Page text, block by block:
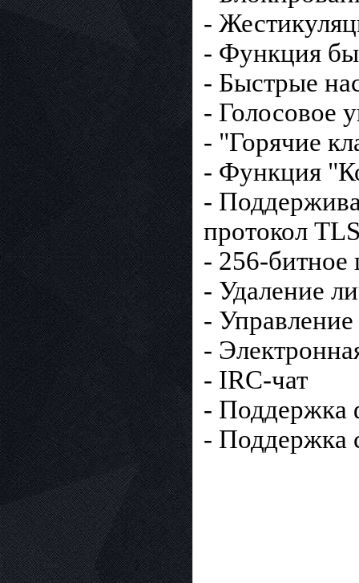
-
- Функция
- Быстрые
- Голосовое
- "Горячие
- Функция
-
протокол
- 256-
- Удаление
-
-
- IRC-чат
- Поддержка
- Поддержка